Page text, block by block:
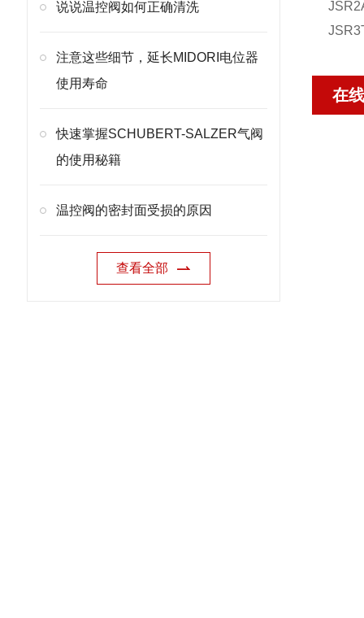
说说温控阀如何正确清洗
注意这些细节，延长MIDORI电位器
使用寿命
快速掌握SCHUBERT-SALZER气阀
的使用秘籍
温控阀的密封面受损的原因
查看全部
在